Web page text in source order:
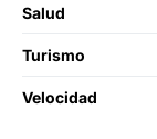
Salud
Turismo
Velocidad